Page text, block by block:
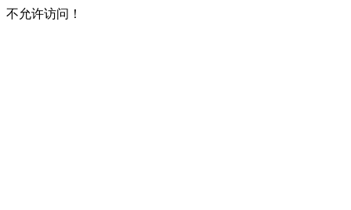
不允许访问！